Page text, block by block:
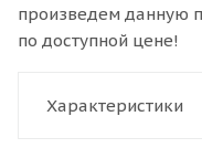
произведем данную
по доступной цене!
Характеристики